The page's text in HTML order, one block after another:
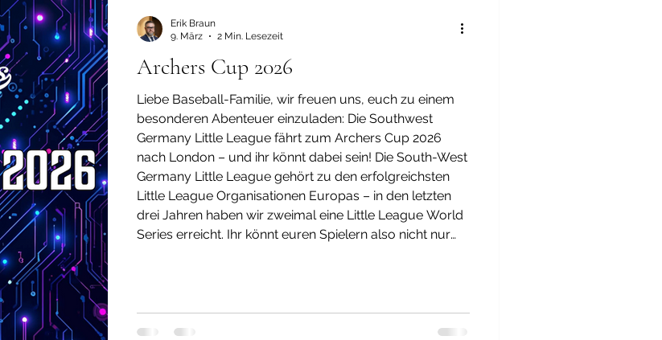
Archers Cup 2026
Liebe Baseball-Familie, wir freuen uns, euch zu einem
besonderen Abenteuer einzuladen: Die Southwest
Germany Little League fährt zum Archers Cup 2026
nach London – und ihr könnt dabei sein! Die South-West
Germany Little League gehört zu den erfolgreichsten
Little League Organisationen Europas – in den letzten
drei Jahren haben wir zweimal eine Little League World
Series erreicht. Ihr könnt euren Spielern also nicht nur
Erik Braun
9. März
2 Min. Lesezeit